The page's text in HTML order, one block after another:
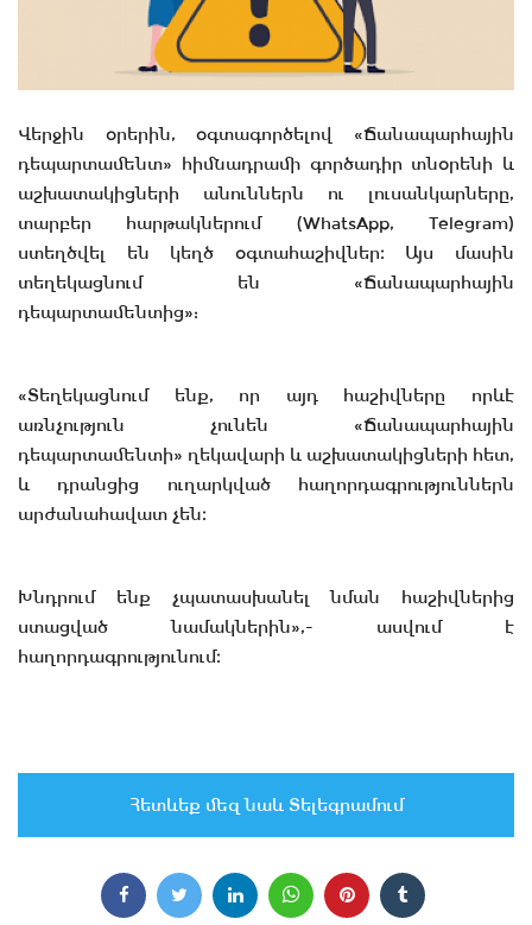
Վերջին օրերին, օգտագործելով «Ճանապարհային
դեպարտամենտ» հիմնադրամի գործադիր տնօրենի և
աշխատակիցների անուններն ու լուսանկարները,
տարբեր հարթակներում (WhatsApp, Telegram)
ստեղծվել են կեղծ օգտահաշիվներ։ Այս մասին
տեղեկացնում են «Ճանապարհային
դեպարտամենտից»:
«Տեղեկացնում ենք, որ այդ հաշիվները որևէ
առնչություն չունեն «Ճանապարհային
դեպարտամենտի» ղեկավարի և աշխատակիցների հետ,
և դրանցից ուղարկված հաղորդագրություններն
արժանահավատ չեն։
Խնդրում ենք չպատասխանել նման հաշիվներից
ստացված նամակներին»,- ասվում է
հաղորդագրությունում։
Հետևեք մեզ նաև Տելեգրամում